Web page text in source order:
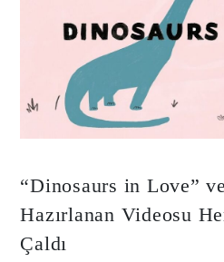
“Dinosaurs in Love”
Hazırlanan Videosu
Çaldı